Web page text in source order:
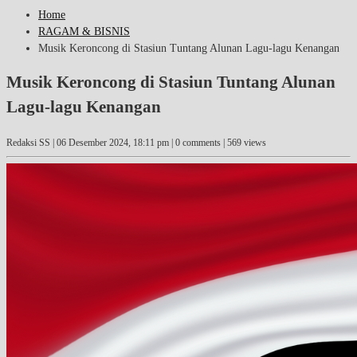
Home
RAGAM & BISNIS
Musik Keroncong di Stasiun Tuntang Alunan Lagu-lagu Kenangan
Musik Keroncong di Stasiun Tuntang Alunan
Lagu-lagu Kenangan
Redaksi SS | 06 Desember 2024, 18:11 pm | 0 comments | 569 views